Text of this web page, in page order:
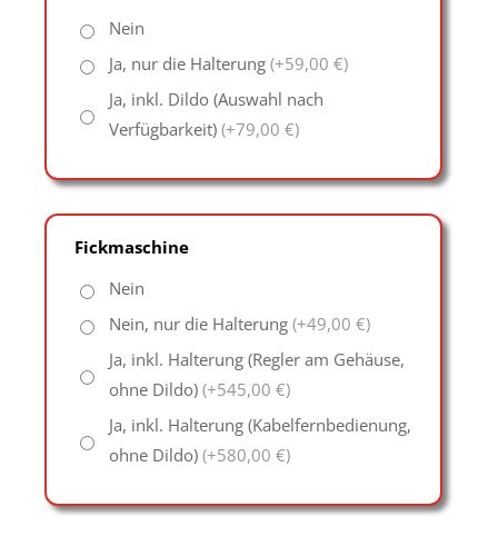
Nein
Ja, nur die Halterung (+59,00 €)
Ja, inkl. Dildo (Auswahl nach
Verfügbarkeit) (+79,00 €)
Fickmaschine
Nein
Nein, nur die Halterung (+49,00 €)
Ja, inkl. Halterung (Regler am Gehäuse,
ohne Dildo) (+545,00 €)
Ja, inkl. Halterung (Kabelfernbedienung,
ohne Dildo) (+580,00 €)